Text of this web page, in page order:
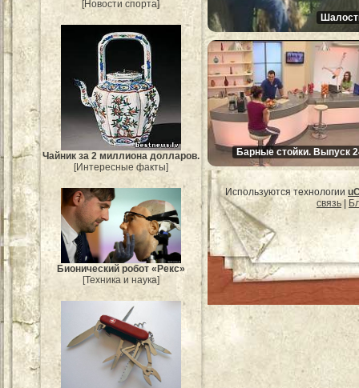
[Новости спорта]
Чайник за 2 миллиона долларов.
[Интересные факты]
Бионический робот «Рекс»
[Техника и наука]
Барные стойки. Выпуск
Используются технологии
связь